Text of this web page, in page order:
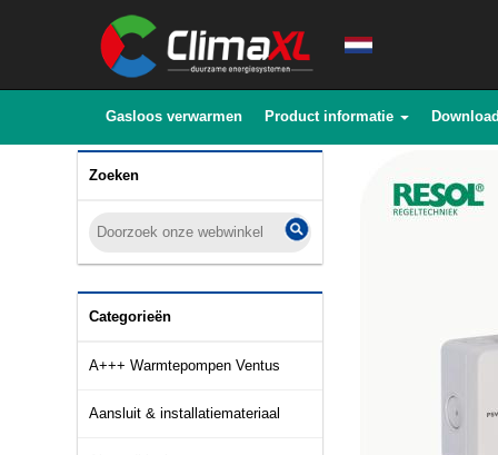
Gasloos verwarmen Product informatie
Zoeken
Categorieën
A+++ Warmtepompen Ventus
Aansluit & installatiemateriaal